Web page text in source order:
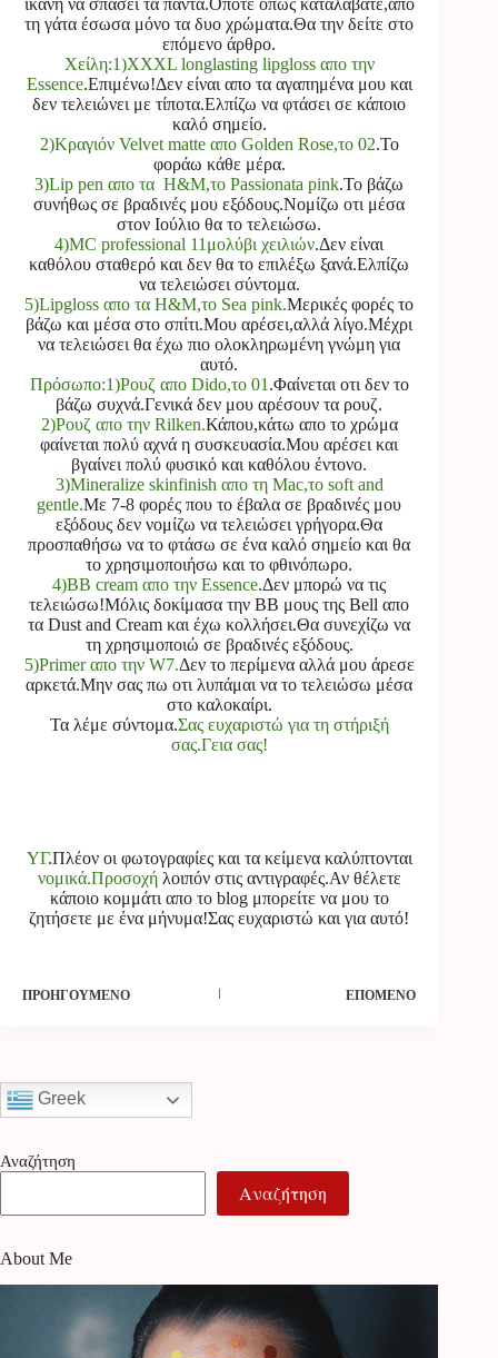
τη γάτα έσωσα μόνο τα δυο χρώματα.Θα την δείτε στο
επόμενο άρθρο.
Χείλη:1)XXXL longlasting lipgloss απο την
Essence.Επιμένω!Δεν είναι απο τα αγαπημένα μου και
δεν τελειώνει με τίποτα.Ελπίζω να φτάσει σε κάποιο
καλό σημείο.
2)Κραγιόν Velvet matte απο Golden Rose,το 02.Το
φοράω κάθε μέρα.
3)Lip pen απο τα H&M,το Passionata pink.Το βάζω
συνήθως σε βραδινές μου εξόδους.Νομίζω οτι μέσα
στον Ιούλιο θα το τελειώσω.
4)ΜC professional 11μολύβι χειλιών.Δεν είναι
καθόλου σταθερό και δεν θα το επιλέξω ξανά.Ελπίζω
να τελειώσει σύντομα.
5)Lipgloss απο τα H&M,το Sea pink.Μερικές φορές το
βάζω και μέσα στο σπίτι.Μου αρέσει,αλλά λίγο.Μέχρι
να τελειώσει θα έχω πιο ολοκληρωμένη γνώμη για
αυτό.
Πρόσωπο:1)Ρουζ απο Dido,το 01 .Φαίνεται οτι δεν το
βάζω συχνά.Γενικά δεν μου αρέσουν τα ρουζ.
2)Ρουζ απο την Rilken.Κάπου,κάτω απο το χρώμα
φαίνεται πολύ αχνά η συσκευασία.Μου αρέσει και
βγαίνει πολύ φυσικό και καθόλου έντονο.
3)Mineralize skinfinish απο τη Mac,το soft and
gentle.Με 7-8 φορές που το έβαλα σε βραδινές μου
εξόδους δεν νομίζω να τελειώσει γρήγορα.Θα
προσπαθήσω να το φτάσω σε ένα καλό σημείο και θα
το χρησιμοποιήσω και το φθινόπωρο.
4)BB cream απο την Essence.Δεν μπορώ να τις
τελειώσω!Μόλις δοκίμασα την ΒΒ μους της Bell απο
τα Dust and Cream και έχω κολλήσει.Θα συνεχίζω να
τη χρησιμοποιώ σε βραδινές εξόδους.
5)Primer απο την W7.Δεν το περίμενα αλλά μου άρεσε
αρκετά.Μην σας πω οτι λυπάμαι να το τελειώσω μέσα
στο καλοκαίρι.
Τα λέμε σύντομα.Σας ευχαριστώ για τη στήριξή
σας.Γεια σας!
ΥΓ.Πλέον οι φωτογραφίες και τα κείμενα καλύπτονται
νομικά.Προσοχήλοιπόν στις αντιγραφές.Αν θέλετε
κάποιο κομμάτι απο το blog μπορείτε να μου το
ζητήσετε με ένα μήνυμα!Σας ευχαριστώ και για αυτό!
ΠΡΟΗΓΟΎΜΕΝΟ ΕΠΌΜΕΝΟ
Greek
Αναζήτηση
Αναζήτηση
About Me